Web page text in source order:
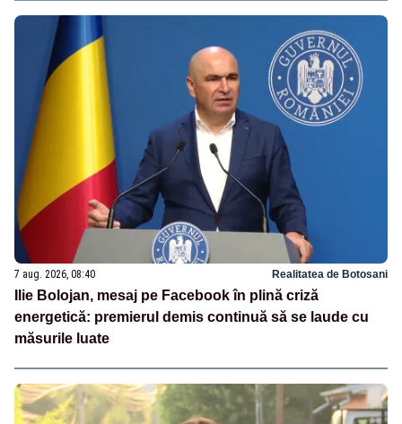
7 aug. 2026, 08:40 Realitatea de Botosani
Ilie Bolojan, mesaj pe Facebook în plină criză
energetică: premierul demis continuă să se laude cu
măsurile luate